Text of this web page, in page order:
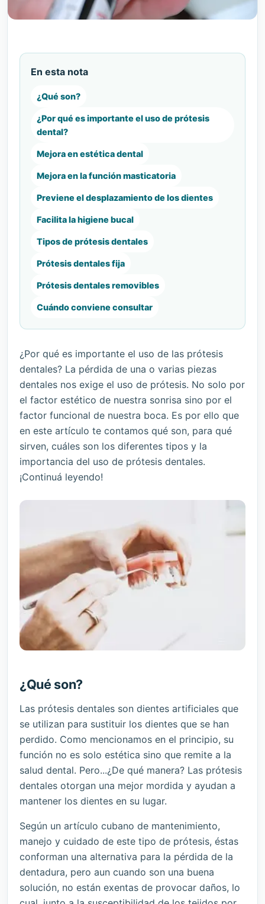
En esta nota
¿Qué son?
¿Por qué es importante el uso de prótesis
dental?
Mejora en estética dental
Mejora en la función masticatoria
Previene el desplazamiento de los dientes
Facilita la higiene bucal
Tipos de prótesis dentales
Prótesis dentales fija
Prótesis dentales removibles
Cuándo conviene consultar
¿Por qué es importante el uso de las prótesis
dentales? La pérdida de una o varias piezas
dentales nos exige el uso de prótesis. No solo por
el factor estético de nuestra sonrisa sino por el
factor funcional de nuestra boca. Es por ello que
en este artículo te contamos qué son, para qué
sirven, cuáles son los diferentes tipos y la
importancia del uso de prótesis dentales.
¡Continuá leyendo!
¿Qué son?
Las prótesis dentales son dientes artificiales que
se utilizan para sustituir los dientes que se han
perdido. Como mencionamos en el principio, su
función no es solo estética sino que remite a la
salud dental. Pero...¿De qué manera? Las prótesis
dentales otorgan una mejor mordida y ayudan a
mantener los dientes en su lugar.
Según un artículo cubano de mantenimiento,
manejo y cuidado de este tipo de prótesis, éstas
conforman una alternativa para la pérdida de la
dentadura, pero aun cuando son una buena
solución, no están exentas de provocar daños, lo